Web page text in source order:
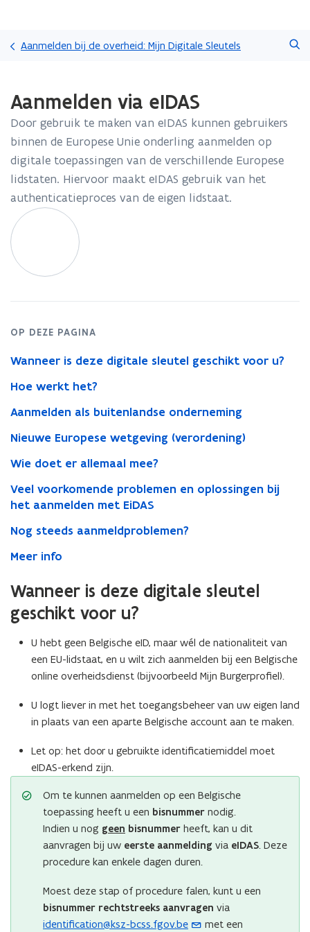
en
naar
gaan
Aanmelden bij de overheid: Mijn Digitale Sleutels
met
laden.
bevindt
zich
op:
Aanmelden
via
eIDAS
Aanmelden via eIDAS
Door gebruik te maken van eIDAS kunnen gebruikers
binnen de Europese Unie onderling aanmelden op
digitale toepassingen van de verschillende Europese
lidstaten. Hiervoor maakt eIDAS gebruik van het
authenticatieproces van de eigen lidstaat.
OP DEZE PAGINA
Wanneer is deze digitale sleutel geschikt voor u?
Hoe werkt het?
Aanmelden als buitenlandse onderneming
Nieuwe Europese wetgeving (verordening)
Wie doet er allemaal mee?
Veel voorkomende problemen en oplossingen bij
het aanmelden met EiDAS
Nog steeds aanmeldproblemen?
Meer info
Wanneer is deze digitale sleutel
geschikt voor u?
U hebt geen Belgische eID, maar wél de nationaliteit van
een EU-lidstaat, en u wilt zich aanmelden bij een Belgische
online overheidsdienst (bijvoorbeeld Mijn Burgerprofiel).
U logt liever in met het toegangsbeheer van uw eigen land
in plaats van een aparte Belgische account aan te maken.
Let op: het door u gebruikte identificatiemiddel moet
eIDAS-erkend zijn.
Om te kunnen aanmelden op een Belgische
toepassing heeft u een bisnummer nodig.
Indien u nog geen bisnummer heeft, kan u dit
aanvragen bij uw eerste aanmelding via eIDAS. Deze
procedure kan enkele dagen duren.
Moest deze stap of procedure falen, kunt u een
bisnummer rechtstreeks aanvragen via
identification@ksz-bcss.fgov.be
(
met een